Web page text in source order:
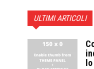
ULTIMI ARTICOLI